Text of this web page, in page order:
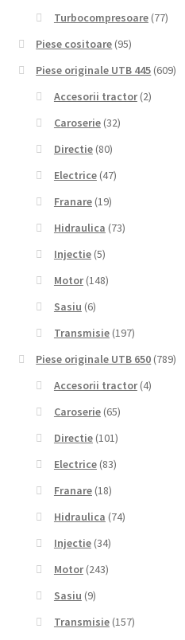
Turbocompresoare (77)
Piese cositoare (95)
Piese originale UTB 445 (609)
Accesorii tractor (2)
Caroserie (32)
Directie (80)
Electrice (47)
Franare (19)
Hidraulica (73)
Injectie (5)
Motor (148)
Sasiu (6)
Transmisie (197)
Piese originale UTB 650 (789)
Accesorii tractor (4)
Caroserie (65)
Directie (101)
Electrice (83)
Franare (18)
Hidraulica (74)
Injectie (34)
Motor (243)
Sasiu (9)
Transmisie (157)